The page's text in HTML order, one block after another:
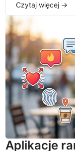
Czytaj więcej →
Aplikacje